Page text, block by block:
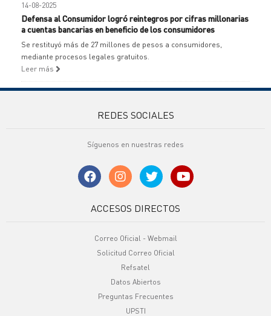
14-08-2025
Defensa al Consumidor logró reintegros por cifras millonarias
a cuentas bancarias en beneficio de los consumidores
Se restituyó más de 27 millones de pesos a consumidores,
mediante procesos legales gratuitos.
Leer más
REDES SOCIALES
Síguenos en nuestras redes
ACCESOS DIRECTOS
Correo Oficial - Webmail
Solicitud Correo Oficial
Refsatel
Datos Abiertos
Preguntas Frecuentes
UPSTI